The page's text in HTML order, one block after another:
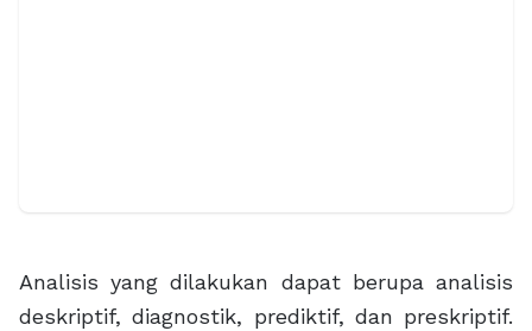
Analisis yang dilakukan dapat berupa analisis
deskriptif, diagnostik, prediktif, dan preskriptif.